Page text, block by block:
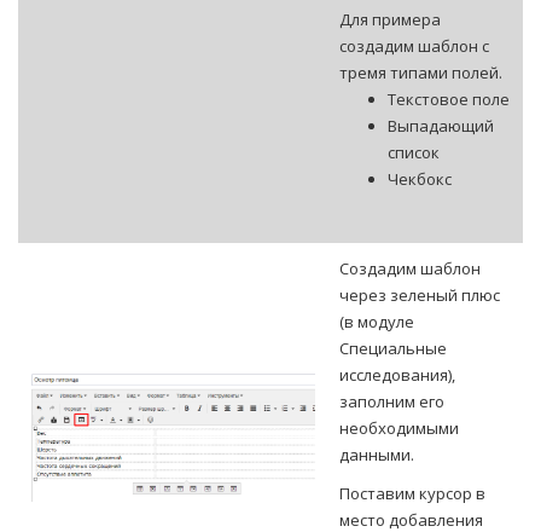
Для примера
создадим шаблон с
тремя типами полей.
Текстовое поле
Выпадающий
список
Чекбокс
Создадим шаблон
через зеленый плюс
(в модуле
Специальные
исследования),
заполним его
необходимыми
данными.
Поставим курсор в
место добавления